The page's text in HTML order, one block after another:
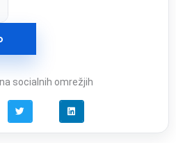
socialnih omrežjih